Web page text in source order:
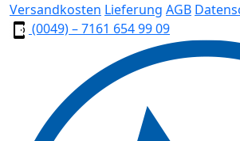
Versandkosten Lieferung AGB
(0049) – 7161 654 99 09